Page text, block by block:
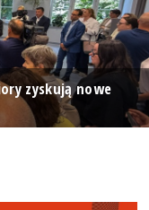
zyskują nowe